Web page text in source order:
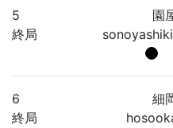
5
終局
園
6
終局
細